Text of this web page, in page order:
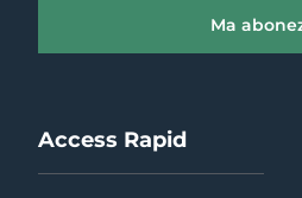
Access Rapid
Ma